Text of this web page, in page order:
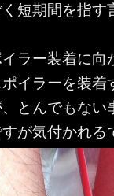
短期間を指す
ラー装着に
イラーを装
とんでもない
すが気付かれる